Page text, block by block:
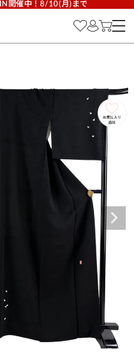
開催中！8/10(月)まで